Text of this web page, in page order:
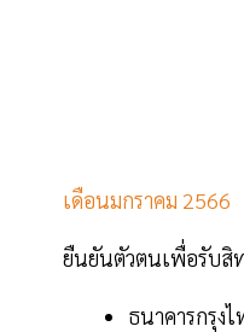
เดือนมกราคม 2566
ยืนยันตัวตนเพื่อรับสิ
ธนาคารกรุงไ